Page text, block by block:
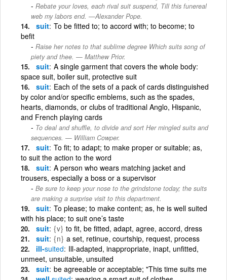
Rebate your loves, each rival suit suspend, Till this funereal
web my labors end. —Alexander Pope.
suit To be fitted to; to accord with; to become; to
befit
Raise her notes to that sublime degree Which suits song of
piety and thee. — Matthew Prior.
suit A single garment that covers the whole body:
space suit, boiler suit, protective suit
suit Each of the sets of a pack of cards distinguished
by color and/or specific emblems, such as the spades,
hearts, diamonds, or clubs of traditional Anglo, Hispanic,
and French playing cards
To deal and shuffle, to divide and sort Her mingled suits and
sequences. — William Cowper.
suit To fit; to adapt; to make proper or suitable; as,
to suit the action to the word
suit A person who wears matching jacket and
trousers, especially a boss or a supervisor
Be sure to keep your nose to the grindstone today; the suits
are making a surprise visit to this department.
suit To please; to make content; as, he is well suited
with his place; to suit one’s taste
suit {v} to fit, be fitted, adapt, agree, accord, dress
suit {n} a set, retinue, courtship, request, process
ill-suited Ill-adapted, inappropriate, inapt, unfitted,
unmeet, unsuitable, unsuited
suit be agreeable or acceptable; "This time suits me